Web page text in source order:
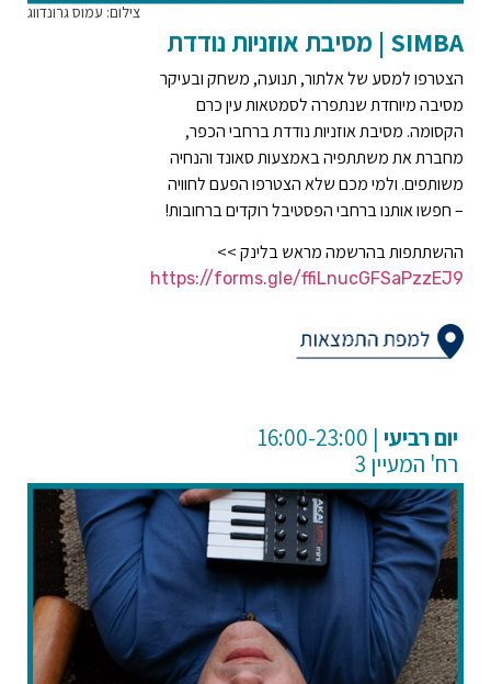
צילום: עמוס גרונדווג
SIMBA | מסיבת אוזניות נודדת
הצטרפו למסע של אלתור, תנועה, משחק ובעיקר
מסיבה מיוחדת שנתפרה לסמטאות עין כרם
הקסומה. מסיבת אוזניות נודדת ברחבי הכפר,
מחברת את משתתפיה באמצעות סאונד והנחיה
משותפים. ולמי מכם שלא הצטרפו הפעם לחוויה
– חפשו אותנו ברחבי הפסטיבל רוקדים ברחובות!
ההשתתפות בהרשמה מראש בלינק >>
https://forms.gle/ffiLnucGFSaPzzEJ9
רביעי | 16:00-23:00
רח' המעיין 3